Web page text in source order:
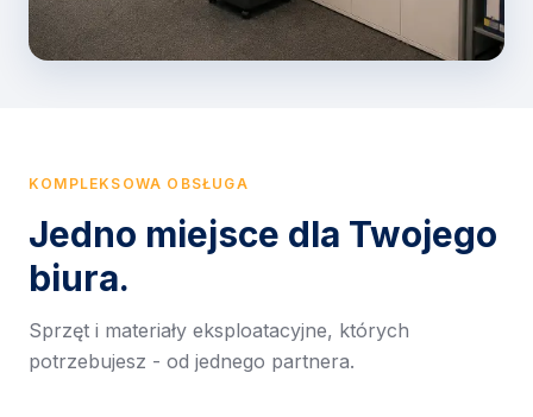
KOMPLEKSOWA OBSŁUGA
Jedno miejsce dla Twojego
biura.
Sprzęt i materiały eksploatacyjne, których
potrzebujesz - od jednego partnera.